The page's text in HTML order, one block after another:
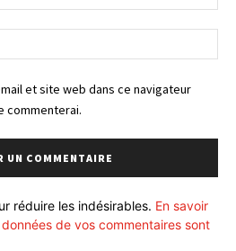
:*
:
et site web dans ce navigateur
commenterai.
réduire les indésirables. En savoir
de vos commentaires sont